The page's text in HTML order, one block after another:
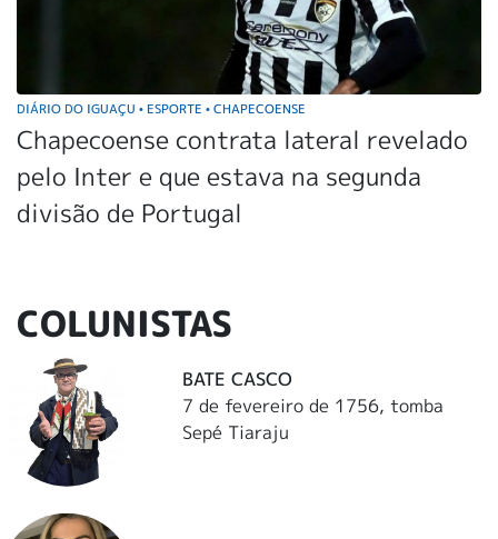
DIÁRIO DO IGUAÇU • ESPORTE • CHAPECOENSE
Chapecoense contrata lateral revelado
pelo Inter e que estava na segunda
divisão de Portugal
COLUNISTAS
BATE CASCO
7 de fevereiro de 1756, tomba
Sepé Tiaraju